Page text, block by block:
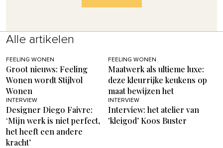
Alle artikelen
FEELING WONEN
Groot nieuws: Feeling
Wonen wordt Stijlvol
Wonen
FEELING WONEN
Maatwerk als ultieme luxe:
deze kleurrijke keukens op
maat bewijzen het
INTERVIEW
Designer Diego Faivre:
‘Mijn werk is niet perfect,
het heeft een andere
kracht’
INTERVIEW
Interview: het atelier van
'kleigod’ Koos Buster